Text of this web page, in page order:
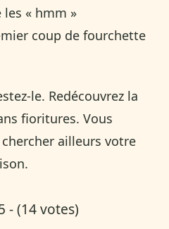
les « hmm »
coup de fourchette
le. Redécouvrez la
fioritures. Vous
chercher ailleurs votre
- (14 votes)